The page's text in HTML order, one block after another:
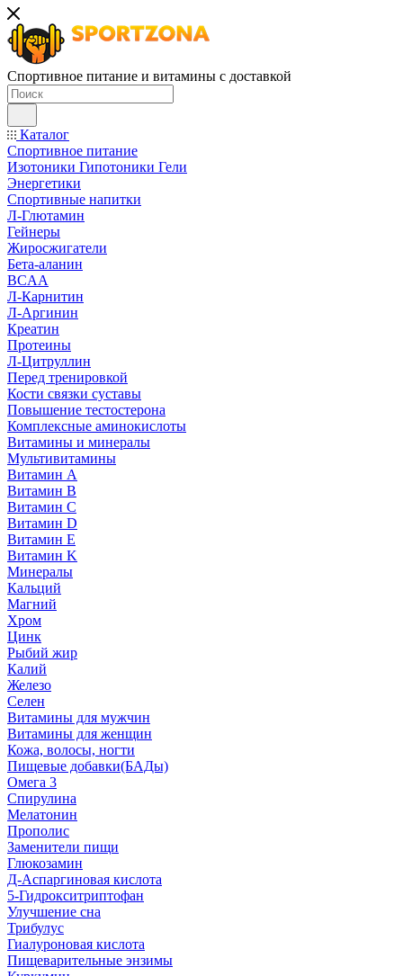
Спортивное питание и витамины с доставкой
Каталог
Спортивное питание
Изотоники Гипотоники Гели
Энергетики
Спортивные напитки
Л-Глютамин
Гейнеры
Жиросжигатели
Бета-аланин
BCAA
Л-Карнитин
Л-Аргинин
Креатин
Протеины
Л-Цитруллин
Перед тренировкой
Кости связки суставы
Повышение тестостерона
Комплексные аминокислоты
Витамины и минералы
Мультивитамины
Витамин A
Витамин B
Витамин C
Витамин D
Витамин E
Витамин K
Минералы
Кальций
Магний
Хром
Цинк
Рыбий жир
Калий
Железо
Селен
Витамины для мужчин
Витамины для женщин
Кожа, волосы, ногти
Пищевые добавки(БАДы)
Омега 3
Спирулина
Мелатонин
Прополис
Заменители пищи
Глюкозамин
Д-Аспаргиновая кислота
5-Гидрокситриптофан
Улучшение сна
Трибулус
Гиалуроновая кислота
Пищеварительные энзимы